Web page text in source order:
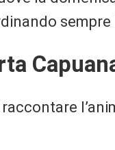
sempre